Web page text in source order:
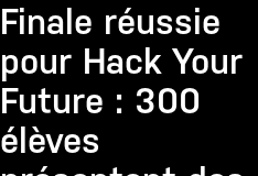
Finale réussie
pour Hack Your
Future : 300
élèves